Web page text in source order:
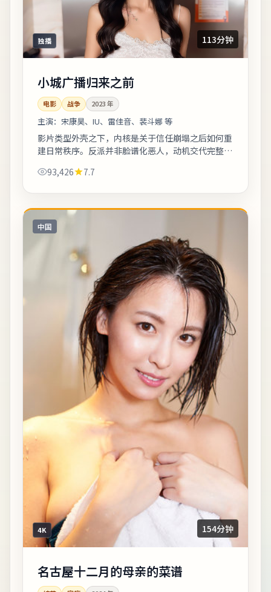
独播 113分钟
小城广播归来之前
电影 战争 2023年
主演： 宋康昊、IU、雷佳音、裴斗娜 等
影片类型外壳之下，内核是关于信任崩塌之后如何重
建日常秩序。反派并非脸谱化恶人，动机交代完整，
素清晰、人物动机可信的作品，值得安静看...
93,426 7.7
中国
4K 154分钟
名古屋十二月的母亲的菜谱